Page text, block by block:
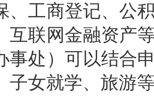
、工商登记、公
互联网金融资产
事处）可以结合
子女就学、旅游